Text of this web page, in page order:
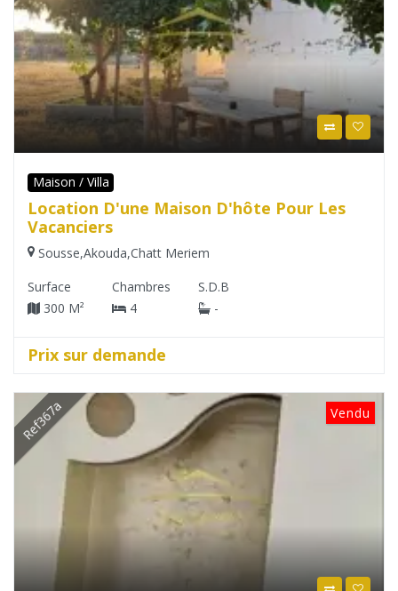
Maison / Villa
Location D'une Maison D'hôte Pour Les
Vacanciers
Sousse,Akouda,Chatt Meriem
Surface
300 M²
Chambres
4
S.D.B
-
Prix sur demande
Ref367a Vendu